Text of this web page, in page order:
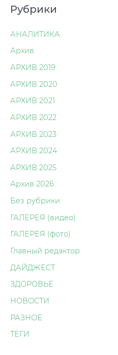
Рубрики
АНАЛИТИКА
Архив
АРХИВ 2019
АРХИВ 2020
АРХИВ 2021
АРХИВ 2022
АРХИВ 2023
АРХИВ 2024
АРХИВ 2025
Архив 2026
Без рубрики
ГАЛЕРЕЯ (видео)
ГАЛЕРЕЯ (фото)
Главный редактор
ДАЙДЖЕСТ
ЗДОРОВЬЕ
НОВОСТИ
РАЗНОЕ
ТЕГИ